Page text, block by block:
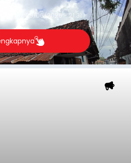
yang berada pada
agar tidak
Thu, 08/06/2026 - 21:31